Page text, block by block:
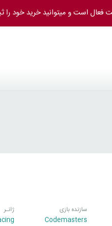
سازنده بازی
Codemasters
ژانـر
فعال است و میتوانید خرید خود را